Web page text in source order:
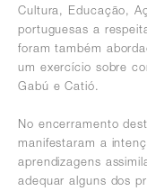
Cultura, Educação,
portuguesas a
foram também
um exercício sobre
Gabú e Catió.
No encerramento
manifestaram a
aprendizagens
adequar alguns dos